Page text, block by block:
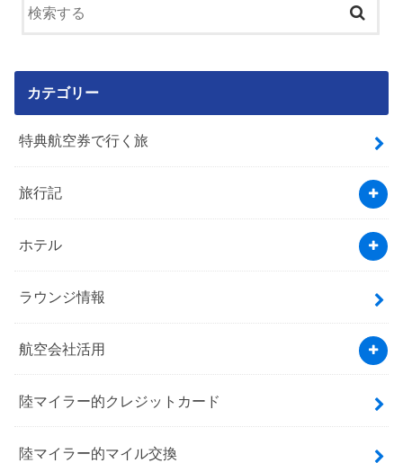
カテゴリー
特典航空券で行く旅
旅行記
ホテル
ラウンジ情報
航空会社活用
陸マイラー的クレジットカード
陸マイラー的マイル交換